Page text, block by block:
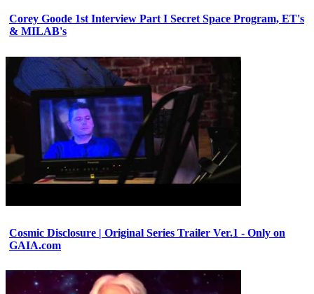
Corey Goode 1st Interview Part I Secret Space Program, ET's
& MILAB's
Cosmic Disclosure | Original Series Trailer Ver.1 - Only on
GAIA.com